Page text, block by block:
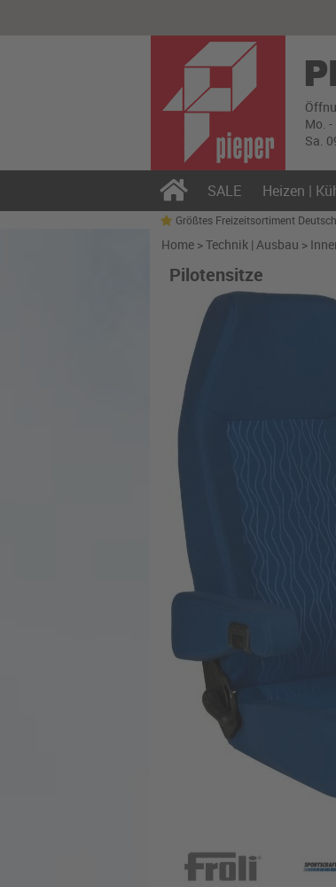
Mo.
Sa.
SALE Heizen |
Größtes Freizeitsortiment
Home >Technik | Ausbau >
Pilotensitze